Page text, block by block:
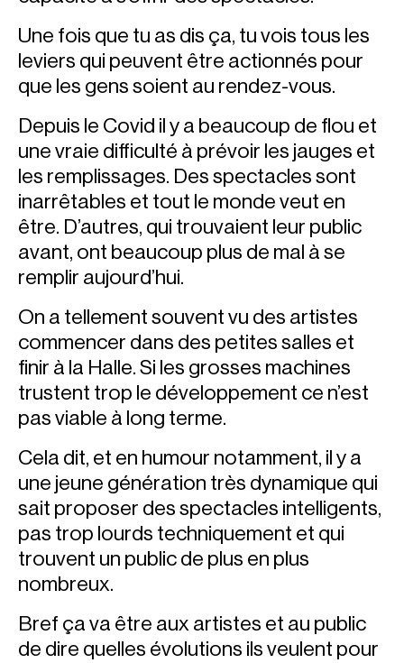
Une fois que tu as dis ça, tu vois tous les
leviers qui peuvent être actionnés pour
que les gens soient au rendez-vous.
Depuis le Covid il y a beaucoup de flou et
une vraie difficulté à prévoir les jauges et
les remplissages. Des spectacles sont
inarrêtables et tout le monde veut en
être. D’autres, qui trouvaient leur public
avant, ont beaucoup plus de mal à se
remplir aujourd’hui.
On a tellement souvent vu des artistes
commencer dans des petites salles et
finir à la Halle. Si les grosses machines
trustent trop le développement ce n’est
pas viable à long terme.
Cela dit, et en humour notamment, il y a
une jeune génération très dynamique qui
sait proposer des spectacles intelligents,
pas trop lourds techniquement et qui
trouvent un public de plus en plus
nombreux.
Bref ça va être aux artistes et au public
de dire quelles évolutions ils veulent pour